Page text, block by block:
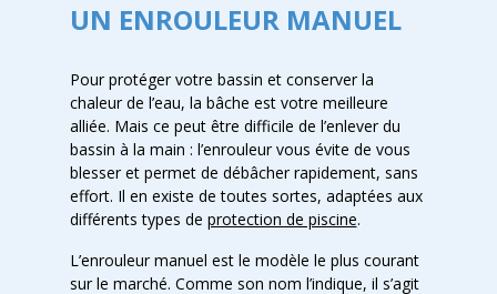
UN ENROULEUR MANUEL
Pour protéger votre bassin et conserver la
chaleur de l’eau, la bâche est votre meilleure
alliée. Mais ce peut être difficile de l’enlever du
bassin à la main : l’enrouleur vous évite de vous
blesser et permet de débâcher rapidement, sans
effort. Il en existe de toutes sortes, adaptées aux
différents types de protection de piscine.
L’enrouleur manuel est le modèle le plus courant
sur le marché. Comme son nom l’indique, il s’agit